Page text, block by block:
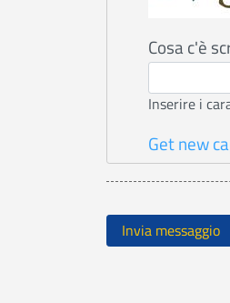
Cosa c'è
Inserire i
Get new